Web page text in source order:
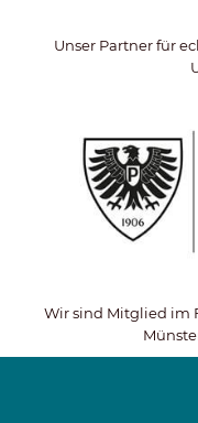
Unser Partner für
Wir sind Mitglied im